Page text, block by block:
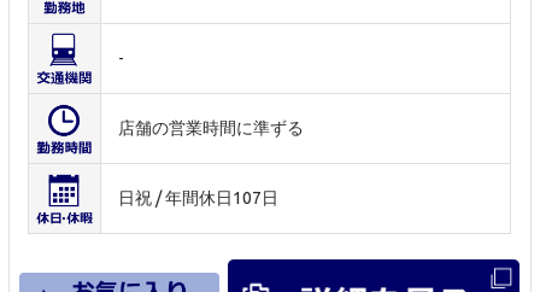
-
店舗の営業時間に準ずる
日祝 / 年間休日107日